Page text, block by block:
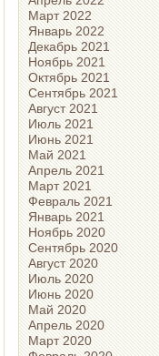
Март 2022
Январь 2022
Декабрь 2021
Ноябрь 2021
Октябрь 2021
Сентябрь 2021
Август 2021
Июль 2021
Июнь 2021
Май 2021
Апрель 2021
Март 2021
Февраль 2021
Январь 2021
Ноябрь 2020
Сентябрь 2020
Август 2020
Июль 2020
Июнь 2020
Май 2020
Апрель 2020
Март 2020